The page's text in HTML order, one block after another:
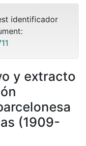
identificador
y extracto
(1909-